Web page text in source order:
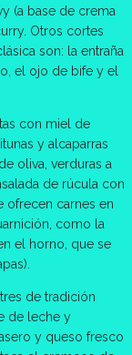
(a base de crema
Otros cortes
son: la entraña
el ojo de bife y el
con miel de
y alcaparras
oliva, verduras a
de rúcula con
ofrecen carnes en
como la
el horno, que se
de tradición
de leche y
y queso fresco